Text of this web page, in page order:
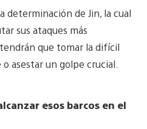
determinación de Jin, la cual
sus ataques más
que tomar la difícil
asestar un golpe crucial.
esos barcos en el